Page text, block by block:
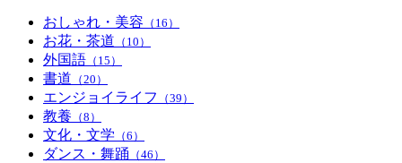
おしゃれ・美容 （16）
お花・茶道 （10）
外国語 （15）
書道 （20）
エンジョイライフ （39）
教養 （8）
文化・文学 （6）
ダンス・舞踊 （46）